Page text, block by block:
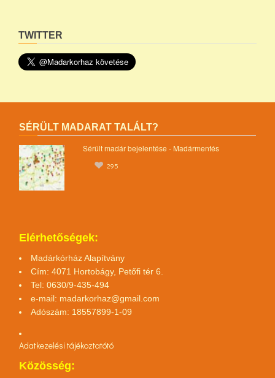
TWITTER
SÉRÜLT MADARAT TALÁLT?
Sérült madár bejelentése - Madármentés
295
Elérhetőségek:
Madárkórház Alapítvány
Cím: 4071 Hortobágy, Petőfi tér 6.
Tel: 0630/9-435-494
e-mail: madarkorhaz@gmail.com
Adószám: 18557899-1-09
Adatkezelési tájékoztatótó
Közösség: